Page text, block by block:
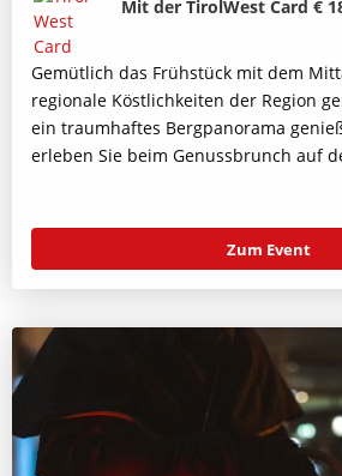
Mit der TirolWest Card €
Gemütlich das Frühstück mit dem
regionale Köstlichkeiten der Region
ein traumhaftes Bergpanorama
erleben Sie beim Genussbrunch auf
Zum Event